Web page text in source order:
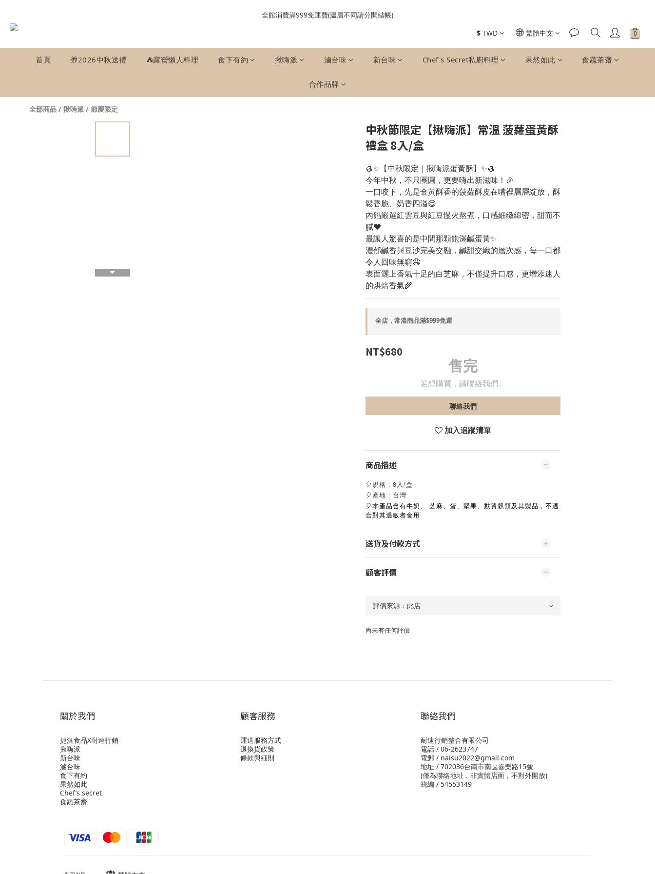
全館消費滿999免運費(溫層不同請分開結帳)
$ TWD 繁體中文
首頁 🎁2026中秋送禮 ⛺️露營懶人料理 食下有約 揪嗨派 滷台味 新台味 Chef's Secret私廚料理 果然如此 食蔬茶齋
合作品牌
全部商品 / 揪嗨派 / 節慶限定
中秋節限定【揪嗨派】常溫 菠蘿蛋黃酥
禮盒 8入/盒
🥮✨【中秋限定｜揪嗨派蛋黃酥】✨🥮
今年中秋，不只團圓，更要嗨出新滋味！🎉
一口咬下，先是金黃酥香的菠蘿酥皮在嘴裡層層綻放，酥
鬆香脆、奶香四溢😋
內餡嚴選紅雲豆與紅豆慢火熬煮，口感細緻綿密，甜而不
膩❤️
最讓人驚喜的是中間那顆飽滿鹹蛋黃✨
濃郁鹹香與豆沙完美交融，鹹甜交織的層次感，每一口都
令人回味無窮🤤
表面灑上香氣十足的白芝麻，不僅提升口感，更增添迷人
的烘焙香氣🌾
全店，常溫商品滿$999免運
NT$680
售完
若想購買，請聯絡我們。
聯絡我們
加入追蹤清單
商品描述
🎈規格：8入/盒
🎈產地：台灣
🎈本產品含有牛奶、
芝麻、蛋、堅果、麩質穀類及其製品，不適
合對其過敏者食用
送貨及付款方式
顧客評價
尚未有任何評價
關於我們
捷淇食品X耐速行銷
揪嗨派
新台味
滷台味
食下有約
果然如此
Chef’s secret
食蔬茶齋
顧客服務
運送服務方式
退換貨政策
條款與細則
聯絡我們
耐速行銷整合有限公司
電話 / 06-2623747
電郵 / naisu2022@gmail.com
地址 / 702036台南市南區喜樂路15號
(僅為聯絡地址，非實體店面，不對外開放)
統編 / 54553149